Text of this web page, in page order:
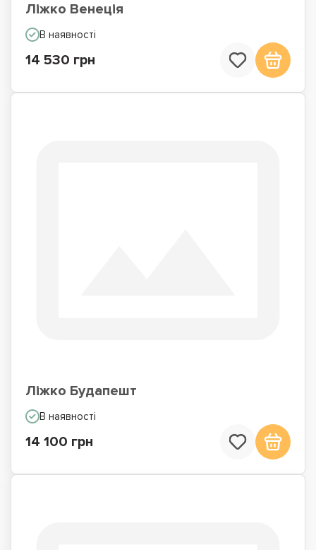
Ліжко Венеція
В наявності
14 530 грн
Ліжко Будапешт
В наявності
14 100 грн